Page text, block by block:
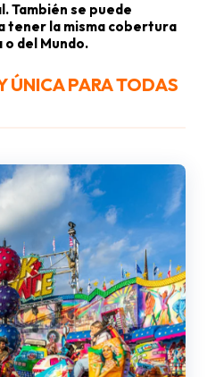
También se puede
tener la misma cobertura
del Mundo.
ÚNICA PARA TODAS